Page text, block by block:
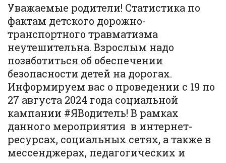
Уважаемые родители! Статистика по
фактам детского дорожно-
транспортного травматизма
неутешительна. Взрослым надо
позаботиться об обеспечении
безопасности детей на дорогах.
Информируем вас о проведении с 19 по
27 августа 2024 года социальной
кампании #ЯВодитель! В рамках
данного мероприятия в интернет-
ресурсах, социальных сетях, а также в
мессенджерах, педагогических и